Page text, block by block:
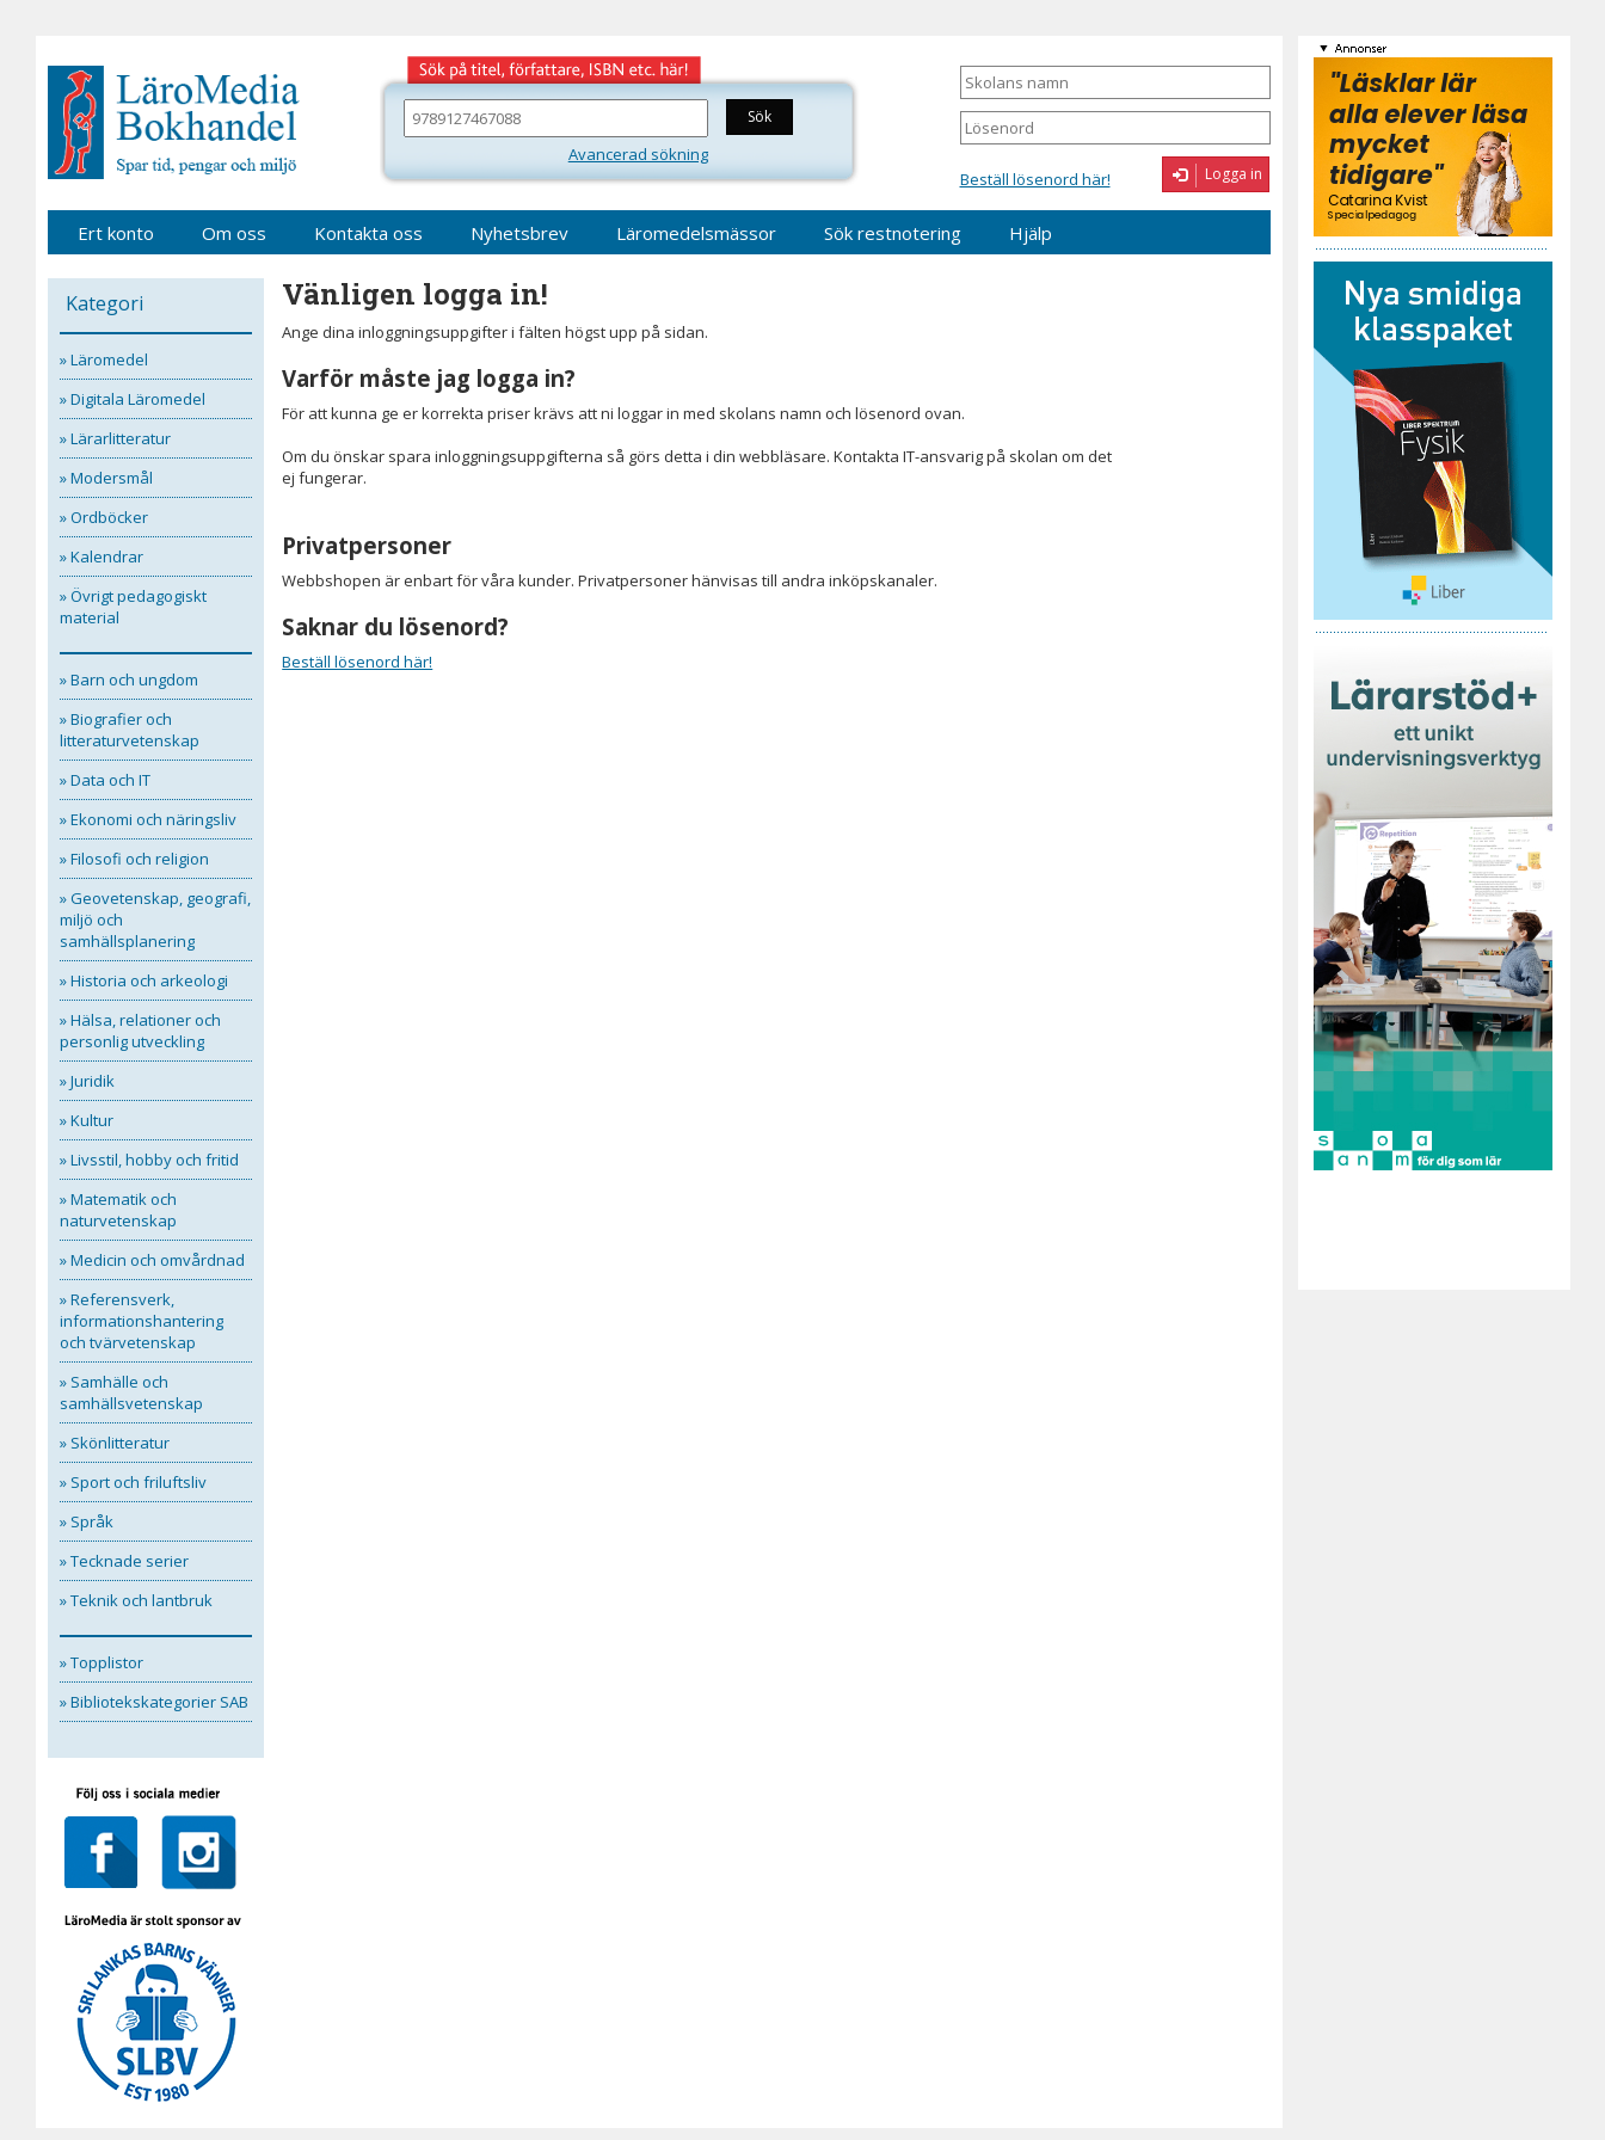
Skolans
namn
Lösenord
Beställ lösenord här! Logga in
Sök
bland
våra
Avancerad sökning
Ert konto Om oss Kontakta oss Nyhetsbrev Läromedelsmässor Sök restnotering Hjälp
Kategori
» Läromedel
» Digitala Läromedel
» Lärarlitteratur
» Modersmål
» Ordböcker
» Kalendrar
» Övrigt pedagogiskt
material
» Barn och ungdom
» Biografier och
litteraturvetenskap
» Data och IT
» Ekonomi och näringsliv
» Filosofi och religion
» Geovetenskap, geografi,
miljö och
samhällsplanering
» Historia och arkeologi
» Hälsa, relationer och
personlig utveckling
» Juridik
» Kultur
» Livsstil, hobby och fritid
» Matematik och
naturvetenskap
» Medicin och omvårdnad
» Referensverk,
informationshantering
och tvärvetenskap
» Samhälle och
samhällsvetenskap
» Skönlitteratur
» Sport och friluftsliv
» Språk
» Tecknade serier
» Teknik och lantbruk
» Topplistor
» Bibliotekskategorier SAB
Vänligen logga in!
Ange dina inloggningsuppgifter i fälten högst upp på sidan.
Varför måste jag logga in?
För att kunna ge er korrekta priser krävs att ni loggar in med skolans namn och lösenord ovan.
Om du önskar spara inloggningsuppgifterna så görs detta i din webbläsare. Kontakta IT-ansvarig på skolan om det
ej fungerar.
Privatpersoner
Webbshopen är enbart för våra kunder. Privatpersoner hänvisas till andra inköpskanaler.
Saknar du lösenord?
Beställ lösenord här!